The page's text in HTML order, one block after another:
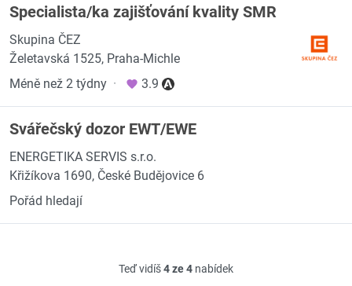
Specialista/ka zajišťování kvality SMR
Skupina ČEZ
Želetavská 1525, Praha-Michle
Méně než 2 týdny · 3.9
Svářečský dozor EWT/EWE
ENERGETIKA SERVIS s.r.o.
Křižíkova 1690, České Budějovice 6
Pořád hledají
Teď vidíš4 ze 4 nabídek